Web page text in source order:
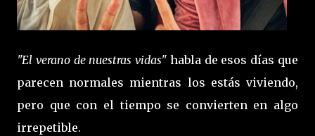
"El verano de nuestras vidas" habla de esos días que
parecen normales mientras los estás viviendo,
pero que con el tiempo se convierten en algo
irrepetible.